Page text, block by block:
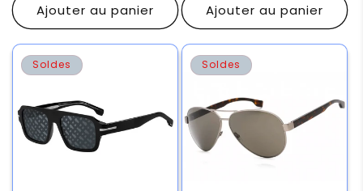
Ajouter au panier Ajouter au panier
Soldes Soldes